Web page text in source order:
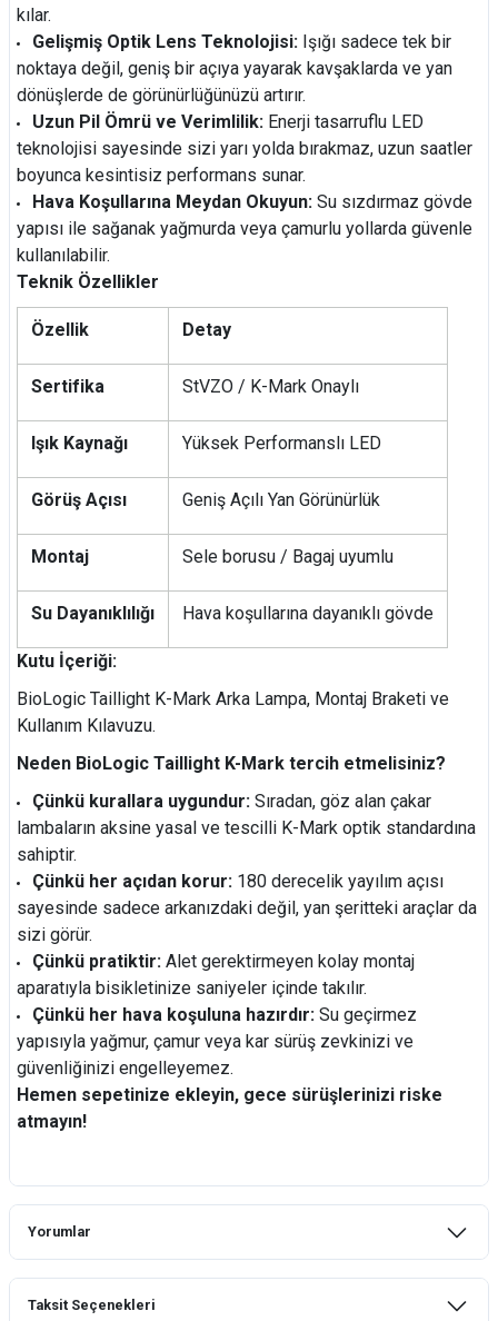
kılar.
Gelişmiş Optik Lens Teknolojisi: Işığı sadece tek bir
noktaya değil, geniş bir açıya yayarak kavşaklarda ve yan
dönüşlerde de görünürlüğünüzü artırır.
Uzun Pil Ömrü ve Verimlilik: Enerji tasarruflu LED
teknolojisi sayesinde sizi yarı yolda bırakmaz, uzun saatler
boyunca kesintisiz performans sunar.
Hava Koşullarına Meydan Okuyun: Su sızdırmaz gövde
yapısı ile sağanak yağmurda veya çamurlu yollarda güvenle
kullanılabilir.
Teknik Özellikler
Özellik Detay
Sertifika StVZO / K-Mark Onaylı
Işık Kaynağı Yüksek Performanslı LED
Görüş Açısı Geniş Açılı Yan Görünürlük
Montaj Sele borusu / Bagaj uyumlu
Su Dayanıklılığı Hava koşullarına dayanıklı gövde
Kutu İçeriği:
BioLogic Taillight K-Mark Arka Lampa, Montaj Braketi ve
Kullanım Kılavuzu.
Neden BioLogic Taillight K-Mark tercih etmelisiniz?
Çünkü kurallara uygundur: Sıradan, göz alan çakar
lambaların aksine yasal ve tescilli K-Mark optik standardına
sahiptir.
Çünkü her açıdan korur: 180 derecelik yayılım açısı
sayesinde sadece arkanızdaki değil, yan şeritteki araçlar da
sizi görür.
Çünkü pratiktir: Alet gerektirmeyen kolay montaj
aparatıyla bisikletinize saniyeler içinde takılır.
Çünkü her hava koşuluna hazırdır: Su geçirmez
yapısıyla yağmur, çamur veya kar sürüş zevkinizi ve
güvenliğinizi engelleyemez.
Hemen sepetinize ekleyin, gece sürüşlerinizi riske
atmayın!
Yorumlar
Taksit Seçenekleri